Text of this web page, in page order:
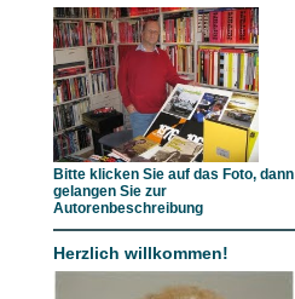
Bitte klicken Sie auf das Foto, dann
gelangen Sie zur
Autorenbeschreibung
Herzlich willkommen!